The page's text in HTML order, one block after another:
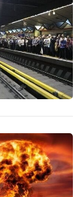
ویدئو
۱۴۰۵/۰۵/۱۵
۸ فاجعه
۱۴۰۵/۰۵/۱۵